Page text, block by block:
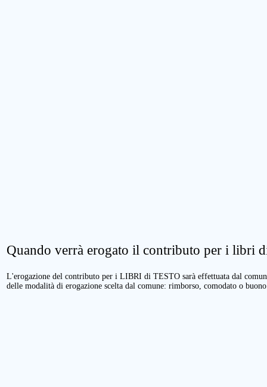
Quando verrà erogato il contributo per i libri
L'erogazione del contributo per i LIBRI di TESTO sarà effettuata dal
delle modalità di erogazione scelta dal comune: rimborso, comodato o